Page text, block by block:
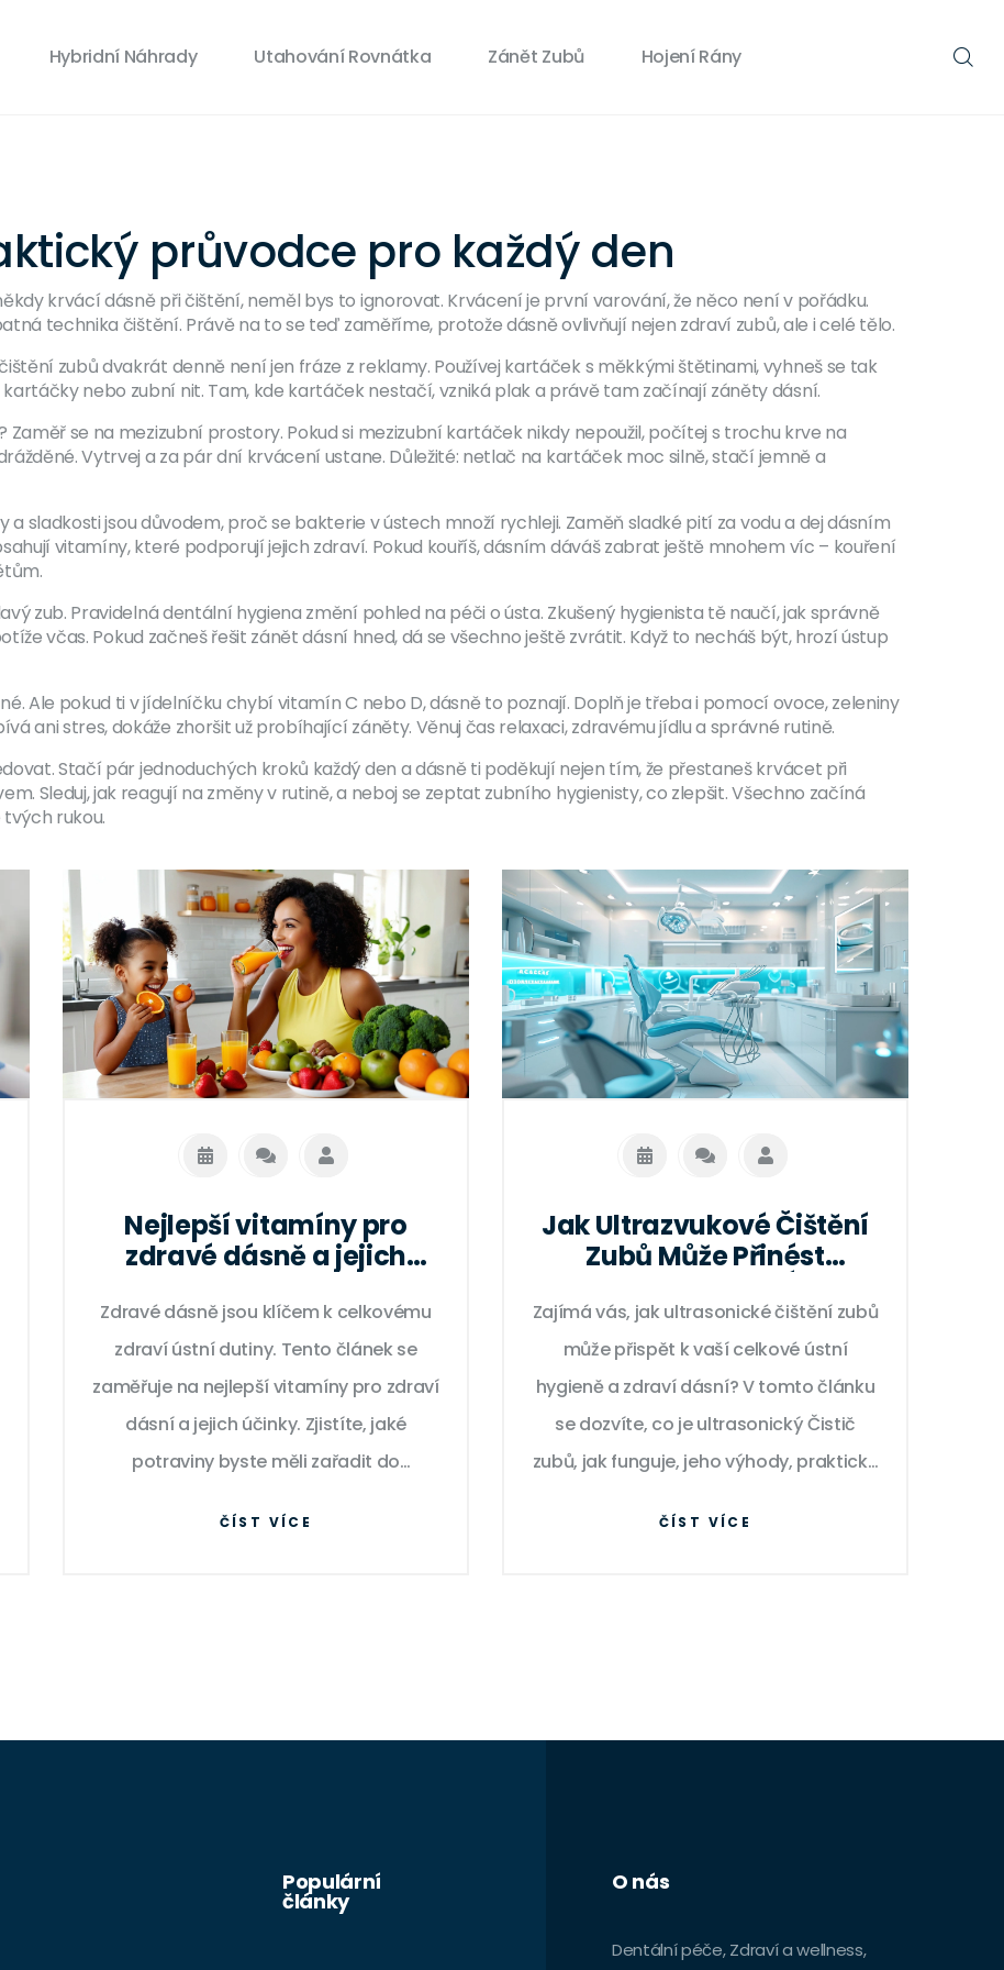
Hybridní Náhrady Utahování Rovnátka Zánět Zubů Hojení Rány
průvodce pro každý den
krvácí dásně při čištění, neměl bys to ignorovat. Krvácení je první varování, že něco není v pořádku.
technika čištění. Právě na to se teď zaměříme, protože dásně ovlivňují nejen zdraví zubů, ale i celé tělo.
zubů dvakrát denně není jen fráze z reklamy. Používej kartáček s měkkými štětinami, vyhneš se tak
nebo zubní nit. Tam, kde kartáček nestačí, vzniká plak a právě tam začínají záněty dásní.
Zaměř se na mezizubní prostory. Pokud si mezizubní kartáček nikdy nepoužil, počítej s trochu krve na
Vytrvej a za pár dní krvácení ustane. Důležité: netlač na kartáček moc silně, stačí jemně a
a sladkosti jsou důvodem, proč se bakterie v ústech množí rychleji. Zaměň sladké pití za vodu a dej dásním
vitamíny, které podporují jejich zdraví. Pokud kouříš, dásním dáváš zabrat ještě mnohem víc – kouření
zub. Pravidelná dentální hygiena změní pohled na péči o ústa. Zkušený hygienista tě naučí, jak správně
včas. Pokud začneš řešit zánět dásní hned, dá se všechno ještě zvrátit. Když to necháš být, hrozí ústup
Ale pokud ti v jídelníčku chybí vitamín C nebo D, dásně to poznají. Doplň je třeba i pomocí ovoce, zeleniny
ani stres, dokáže zhoršit už probíhající záněty. Věnuj čas relaxaci, zdravému jídlu a správné rutině.
Stačí pár jednoduchých kroků každý den a dásně ti poděkují nejen tím, že přestaneš krvácet při
Sleduj, jak reagují na změny v rutině, a neboj se zeptat zubního hygienisty, co zlepšit. Všechno začíná
rukou.
Nejlepší vitamíny pro
zdravé dásně a jejich
Zdravé dásně jsou klíčem k celkovému
zdraví ústní dutiny. Tento článek se
zaměřuje na nejlepší vitamíny pro zdraví
dásní a jejich účinky. Zjistíte, jaké
potraviny byste měli zařadit do
ČÍST VÍCE
Jak Ultrazvukové Čištění
Zubů Může Přinést
Hygieně
Zajímá vás, jak ultrasonické čištění zubů
může přispět k vaší celkové ústní
hygieně a zdraví dásní? V tomto článku
se dozvíte, co je ultrasonický Čistič
zubů, jak funguje, jeho výhody, praktické
ČÍST VÍCE
Populární
články
O nás
Dentální péče, Zdraví a wellness,